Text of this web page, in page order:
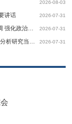
2026-08-03
讲话 2026-07-31
习近平在中共中央政治局第二十七次集体学习时强调 强化政治引领 深化创新发展高质量推进国防和军队现代化 2026-07-31
中共中央政治局召开会议 决定召开二十届五中全会 分析研究当前经济形势和经济工作中共中央总书记习近平主持会议 2026-07-31